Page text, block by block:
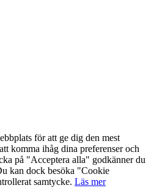
för att ge dig den mest
komma ihåg dina preferenser och
på "Acceptera alla" godkänner du
kan dock besöka "Cookie
samtycke. Läs mer